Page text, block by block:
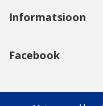
Informatsioon
Facebook